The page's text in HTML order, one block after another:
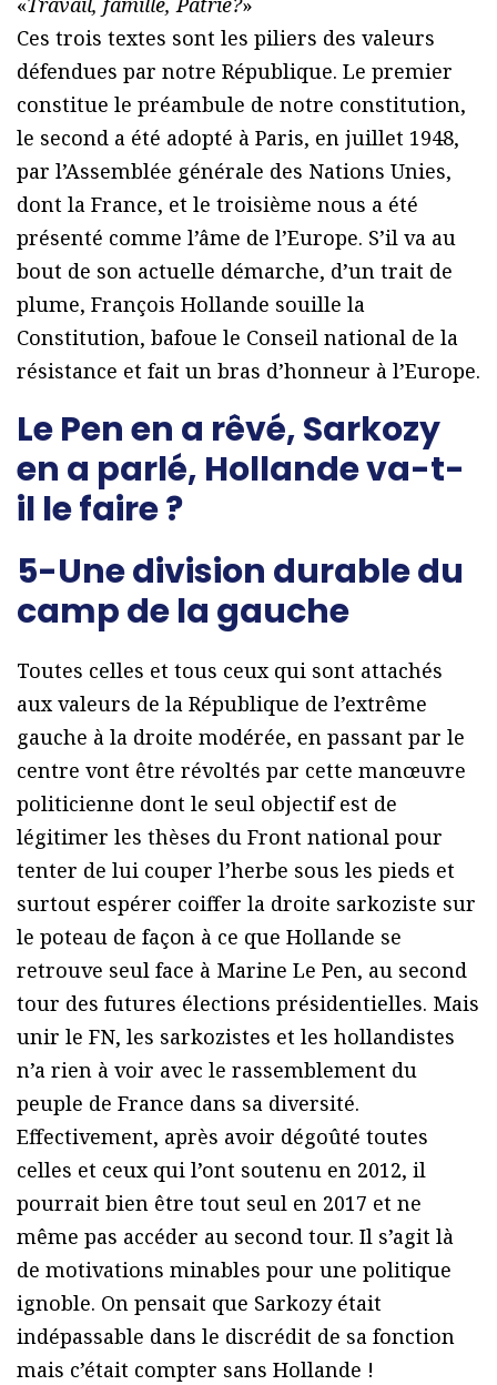
Ces trois textes sont les piliers des valeurs
défendues par notre République. Le premier
constitue le préambule de notre constitution,
le second a été adopté à Paris, en juillet 1948,
par l’Assemblée générale des Nations Unies,
dont la France, et le troisième nous a été
présenté comme l’âme de l’Europe. S’il va au
bout de son actuelle démarche, d’un trait de
plume, François Hollande souille la
Constitution, bafoue le Conseil national de la
résistance et fait un bras d’honneur à l’Europe.
Le Pen en a rêvé, Sarkozy
en a parlé, Hollande va-t-
il le faire ?
5-Une division durable du
camp de la gauche
Toutes celles et tous ceux qui sont attachés
aux valeurs de la République de l’extrême
gauche à la droite modérée, en passant par le
centre vont être révoltés par cette manœuvre
politicienne dont le seul objectif est de
légitimer les thèses du Front national pour
tenter de lui couper l’herbe sous les pieds et
surtout espérer coiffer la droite sarkoziste sur
le poteau de façon à ce que Hollande se
retrouve seul face à Marine Le Pen, au second
tour des futures élections présidentielles. Mais
unir le FN, les sarkozistes et les hollandistes
n’a rien à voir avec le rassemblement du
peuple de France dans sa diversité.
Effectivement, après avoir dégoûté toutes
celles et ceux qui l’ont soutenu en 2012, il
pourrait bien être tout seul en 2017 et ne
même pas accéder au second tour. Il s’agit là
de motivations minables pour une politique
ignoble. On pensait que Sarkozy était
indépassable dans le discrédit de sa fonction
mais c’était compter sans Hollande !